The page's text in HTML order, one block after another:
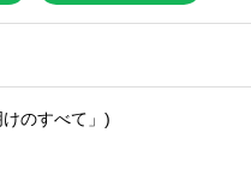
けのすべて」)